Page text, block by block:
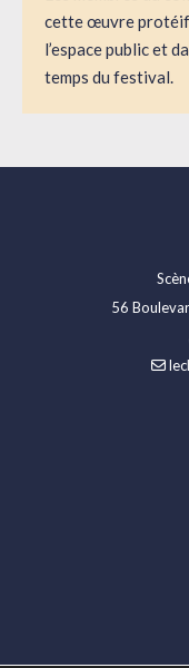
cette œuvre
l’espace public et
temps du festival.
56